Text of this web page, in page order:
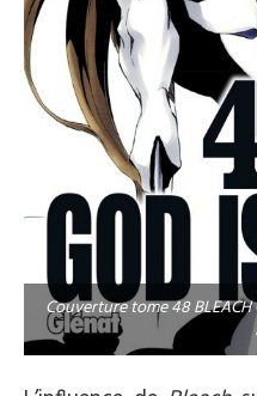
Couverture tome 48 BLEACH